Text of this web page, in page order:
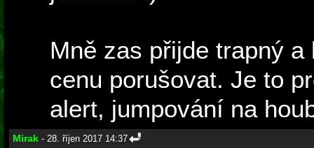
Mně zas přijde trapný
cenu porušovat. Je to
alert, jumpování na
Mirak - 28. říjen 2017 14:37